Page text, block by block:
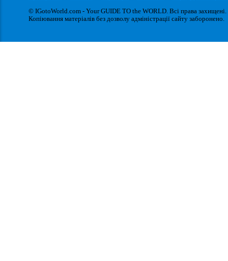
© IGotoWorld.com - Your GUIDE TO the WORLD. Всі права захищені.
Копіювання матеріалів без дозволу адміністрації сайту заборонено.